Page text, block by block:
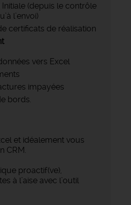
(depuis le contrôle
l’envoi)
certificats de réalisation
vers Excel
impayées
bords.
et idéalement vous
CRM.
proactif(ve),
à l’aise avec l’outil